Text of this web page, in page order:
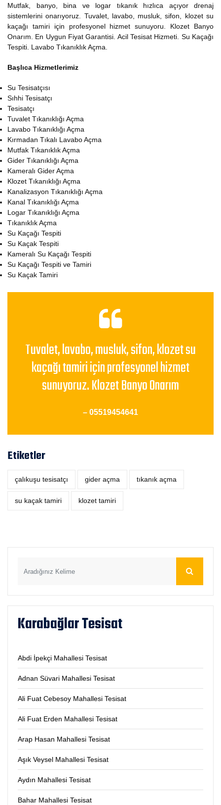
Mutfak, banyo, bina ve logar tıkanık hızlıca açıyor drenaj
sistemlerini onarıyoruz. Tuvalet, lavabo, musluk, sifon, klozet su
kaçağı tamiri için profesyonel hizmet sunuyoru. Klozet Banyo
Onarım. En Uygun Fiyat Garantisi. Acil Tesisat Hizmeti. Su Kaçağı
Tespiti. Lavabo Tıkanıklık Açma.
Başlıca Hizmetlerimiz
Su Tesisatçısı
Sıhhi Tesisatçı
Tesisatçı
Tuvalet Tıkanıklığı Açma
Lavabo Tıkanıklığı Açma
Kırmadan Tıkalı Lavabo Açma
Mutfak Tıkanıklık Açma
Gider Tıkanıklığı Açma
Kameralı Gider Açma
Klozet Tıkanıklığı Açma
Kanalizasyon Tıkanıklığı Açma
Kanal Tıkanıklığı Açma
Logar Tıkanıklığı Açma
Tıkanıklık Açma
Su Kaçağı Tespiti
Su Kaçak Tespiti
Kameralı Su Kaçağı Tespiti
Su Kaçağı Tespiti ve Tamiri
Su Kaçak Tamiri
Tuvalet, lavabo, musluk, sifon, klozet su
kaçağı tamiri için profesyonel hizmet
sunuyoruz. Klozet Banyo Onarım
– 05519454641
Etiketler
çalıkuşu tesisatçı ‎gider açma tıkanık açma
su kaçak tamiri klozet tamiri
Karabağlar Tesisat
Abdi İpekçi Mahallesi Tesisat
Adnan Süvari Mahallesi Tesisat
Ali Fuat Cebesoy Mahallesi Tesisat
Ali Fuat Erden Mahallesi Tesisat
Arap Hasan Mahallesi Tesisat
Aşık Veysel Mahallesi Tesisat
Aydın Mahallesi Tesisat
Bahar Mahallesi Tesisat